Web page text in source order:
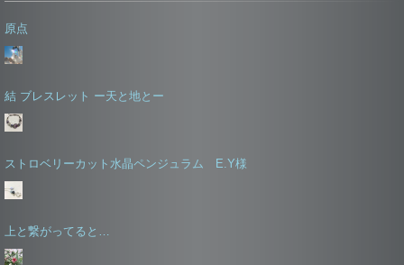
原点
結 ブレスレット ー天と地とー
ストロベリーカット水晶ペンジュラム E.Y様
上と繋がってると…